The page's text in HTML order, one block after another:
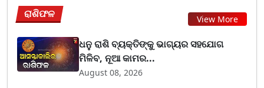
ରାଶିଫଳ View More
ଧନୁ ରାଶି ବ୍ୟକ୍ତିଙ୍କୁ ଭାଗ୍ୟର ସହଯୋଗ
ମିଳିବ, ନୂଆ କାମର...
August 08, 2026